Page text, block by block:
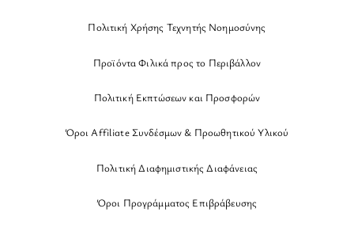
Πολιτική Χρήσης Τεχνητής Νοημοσύνης
Προϊόντα Φιλικά προς το Περιβάλλον
Πολιτική Εκπτώσεων και Προσφορών
Όροι Affiliate Συνδέσμων & Προωθητικού Υλικού
Πολιτική Διαφημιστικής Διαφάνειας
Όροι Προγράμματος Επιβράβευσης